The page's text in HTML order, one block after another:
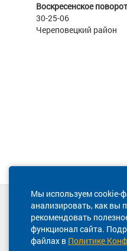
Воскресенское поворот
30-25-06
Череповецкий район
Мы используем cookie-
анализировать, как вы
рекомендовать
функционал сайта.
файлах в Политике
Техническая
8 800